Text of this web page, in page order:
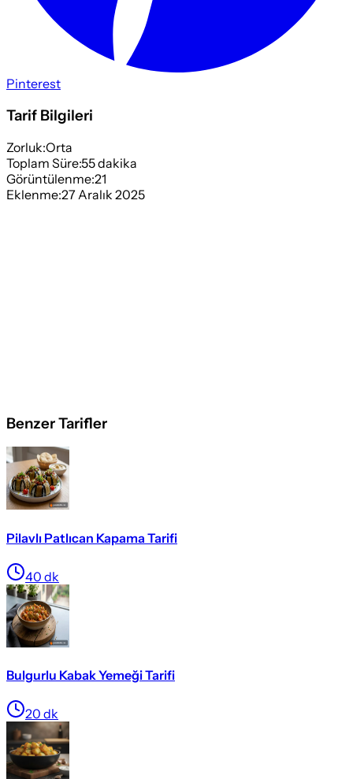
Pinterest
Tarif Bilgileri
Zorluk:Orta
Toplam Süre:55dakika
Görüntülenme:21
Eklenme:27 Aralık 2025
Benzer Tarifler
Pilavlı Patlıcan Kapama Tarifi
40 dk
Bulgurlu Kabak Yemeği Tarifi
20 dk